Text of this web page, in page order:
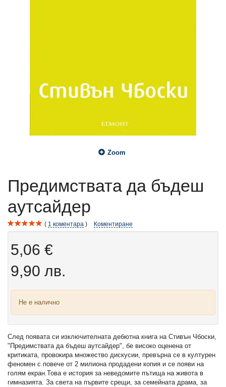
Zoom
Предимствата да бъдеш
аутсайдер
1 коментара Коментиране
5,06 €
9,90 лв.
Не е налично
След появата си изключителната дебютна книга на Стивън Чбоски,
"Предимствата да бъдеш аутсайдер", бе високо оценена от
критиката, провокира множество дискусии, превърна се в културен
феномен с повече от 2 милиона продадени копия и се появи на
голям екран.Това е история за неведомите пътища на живота в
гимназията. За света на първите срещи, за семейната драма, за